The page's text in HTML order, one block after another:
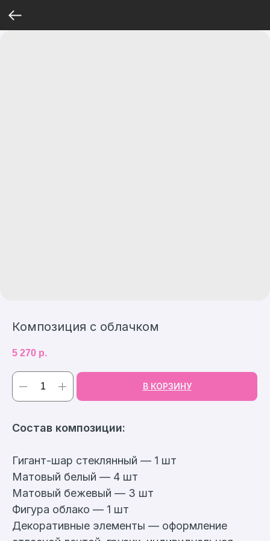
Композиция с облачком
5 270 р.
В КОРЗИНУ
Cостав композиции:
Гигант-шар стеклянный — 1 шт
Матовый белый — 4 шт
Матовый бежевый — 3 шт
Фигура облако — 1 шт
Декоративные элементы — оформление